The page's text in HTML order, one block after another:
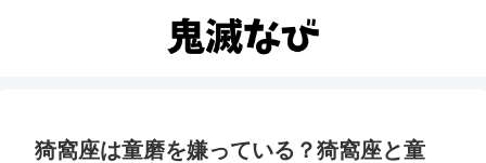
猗窩座は童磨を嫌っている？猗窩座と童